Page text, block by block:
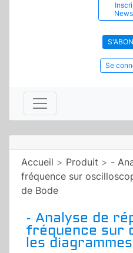
Se
Accueil > Produit > -
fréquence sur
de Bode
- Analyse de
fréquence sur
les